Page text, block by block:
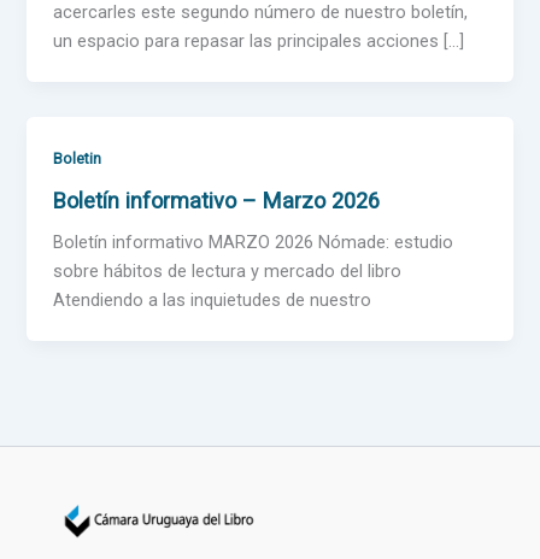
acercarles este segundo número de nuestro boletín,
un espacio para repasar las principales acciones […]
Boletin
Boletín informativo – Marzo 2026
Boletín informativo MARZO 2026 Nómade: estudio
sobre hábitos de lectura y mercado del libro
Atendiendo a las inquietudes de nuestro